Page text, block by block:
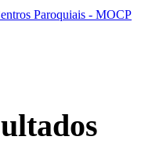
Paroquiais - MOCP